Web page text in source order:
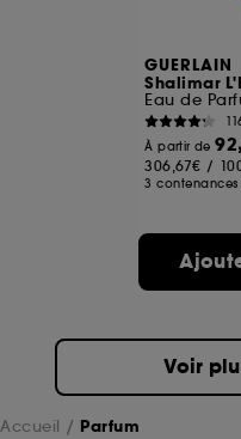
GUERLAIN
Shalimar
Eau de
À partir de
306,67€ /
3
Voir
Accueil Parfum